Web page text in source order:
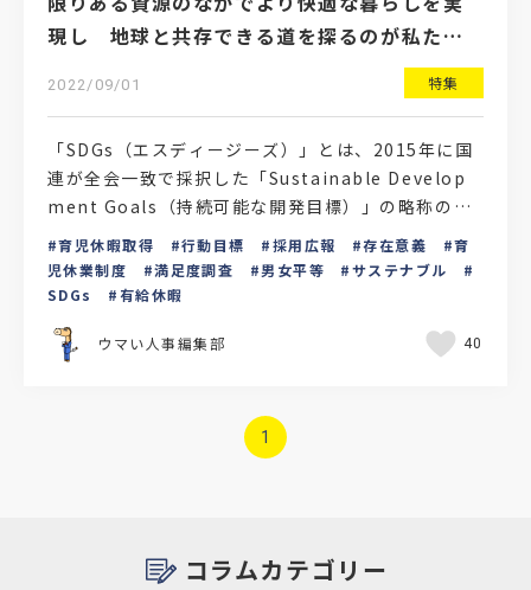
現し 地球と共存できる道を探るのが私たち
2022/09/01 特集
「SDGs（エスディージーズ）」とは、2015年に国
連が全会一致で採択した「Sustainable Develop
ment Goals（持続可能な開発目標）」の略称のこ
と。「ジェンダー平等を実現しよう…
育児休暇取得 行動目標 採用広報 存在意義
育
児休業制度
満足度調査 男女平等
サステナブル
SDGs
有給休暇
ウマい人事編集部 40
1
コラムカテゴリー